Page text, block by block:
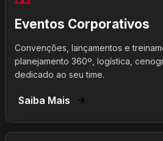
Eventos Corporativos
Convenções, lançamentos e
planejamento 360º, logística,
dedicado ao seu time.
Saiba Mais